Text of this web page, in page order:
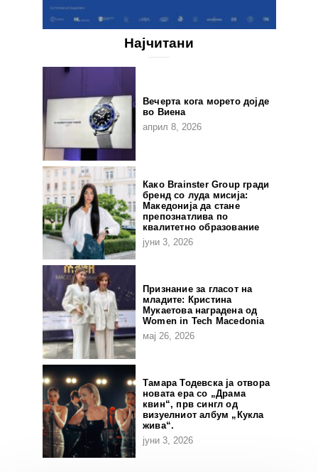
Најчитани
Вечерта кога морето дојде
во Виена
април 8, 2026
Како Brainster Group гради
бренд со луда мисија:
Македонија да стане
препознатлива по
квалитетно образование
јуни 3, 2026
Признание за гласот на
младите: Кристина
Мукаетова наградена од
Women in Tech Macedonia
мај 26, 2026
Тамара Тодевска ја отвора
новата ера со „Драма
квин“, прв сингл од
визуелниот албум „Кукла
жива“.
јуни 3, 2026